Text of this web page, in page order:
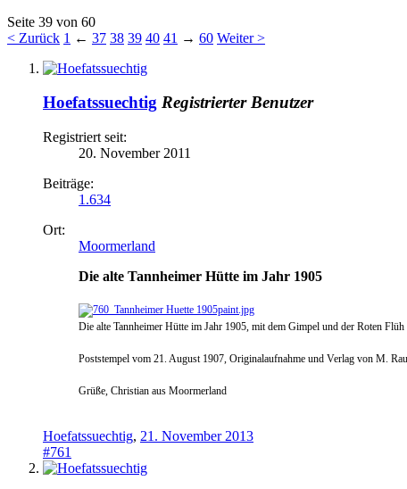
Seite 39 von 60
< Zurück 1 ← 37 38 39 40 41 → 60 Weiter >
Hoefatssuechtig Registrierter Benutzer
Registriert seit:
20. November 2011
Beiträge:
1.634
Ort:
Moormerland
Die alte Tannheimer Hütte im Jahr 1905
Die alte Tannheimer Hütte im Jahr 1905, mit dem Gimpel und der Roten
Poststempel vom 21. August 1907, Originalaufnahme und Verlag von M.
Grüße, Christian aus Moormerland
Hoefatssuechtig, 21. November 2013
#761